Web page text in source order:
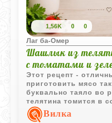
1,56K 0 0
Лаг ба-Омер
Шашлык из
с томатами и
Этот рецепт -
приготовить мясо
буквально таяло во
телятина томится в
вместе с
бумажного пакета,
Вилка